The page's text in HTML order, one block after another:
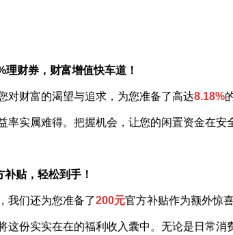
理财券，财富增值快车道！
对财富的渴望与追求，为您准备了高达8.18%
率实属难得。把握机会，让您的闲置资金在安
补贴，轻松到手！
我们还为您准备了200元官方补贴作为额外惊
这份实实在在的福利收入囊中。无论是日常